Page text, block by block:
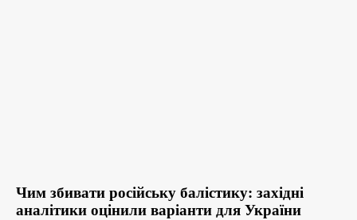
Чим збивати російську балістику: західні
аналітики оцінили варіанти для України